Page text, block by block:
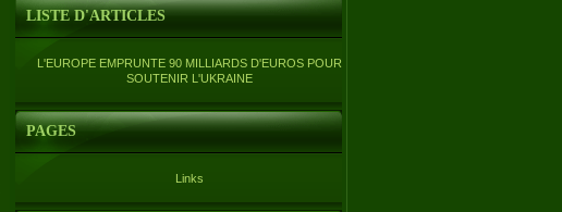
LISTE D'ARTICLES
L'EUROPE EMPRUNTE 90 MILLIARDS D'EUROS POUR
SOUTENIR L'UKRAINE
PAGES
Links